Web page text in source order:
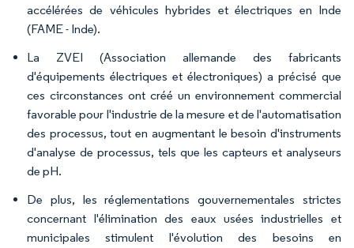
accélérées de véhicules hybrides et électriques en Inde
(FAME - Inde).
La ZVEI (Association allemande des fabricants
d'équipements électriques et électroniques) a précisé que
ces circonstances ont créé un environnement commercial
favorable pour l'industrie de la mesure et de l'automatisation
des processus, tout en augmentant le besoin d'instruments
d'analyse de processus, tels que les capteurs et analyseurs
de pH.
De plus, les réglementations gouvernementales strictes
concernant l'élimination des eaux usées industrielles et
municipales stimulent l'évolution des besoins en